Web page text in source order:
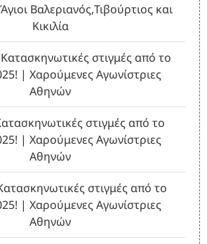
Βαλεριανός,Τιβούρτιος και
Κικιλία
Κατασκηνωτικές στιγμές από το
| Χαρούμενες Αγωνίστριες
Αθηνών
στιγμές από το
| Χαρούμενες Αγωνίστριες
Αθηνών
στιγμές από το
| Χαρούμενες Αγωνίστριες
Αθηνών